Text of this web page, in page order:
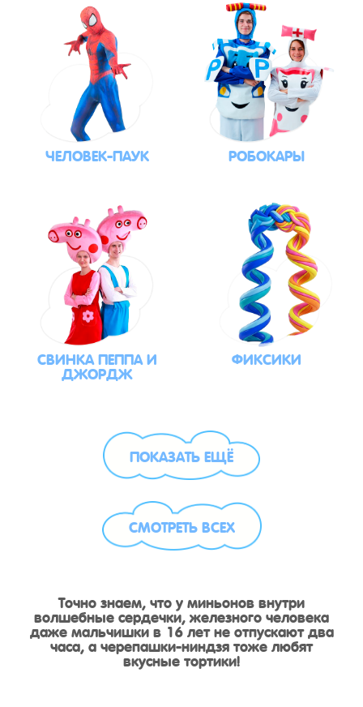
ЧЕЛОВЕК-ПАУК РОБОКАРЫ
СВИНКА ПЕППА И
ДЖОРДЖ ФИКСИКИ
ПОКАЗАТЬ ЕЩЁ
СМОТРЕТЬ ВСЕХ
Точно знаем, что у миньонов внутри
волшебные сердечки, железного человека
даже мальчишки в 16 лет не отпускают два
часа, а черепашки-ниндзя тоже любят
вкусные тортики!